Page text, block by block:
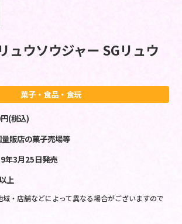
ュウソウジャー SGリュウ
菓子・食品・食玩
円(税込)
販店の菓子売場等
年3月25日発売
上
・店舗などによって異なる場合がございますので